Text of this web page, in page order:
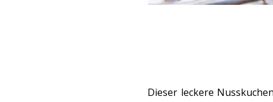
Dieser leckere